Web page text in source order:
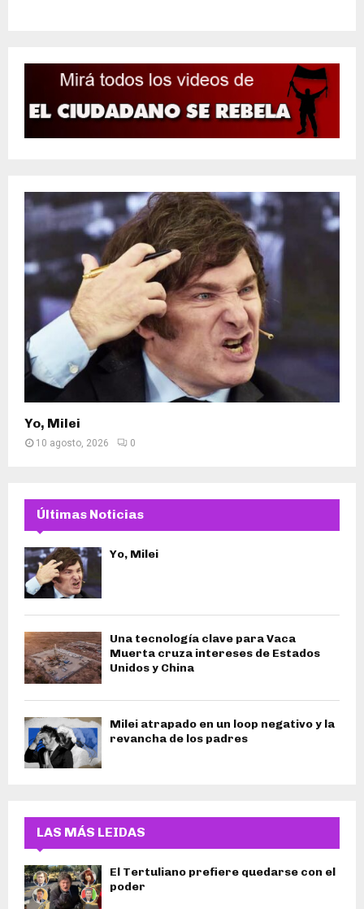
Yo, Milei
10 agosto, 2026 0
Últimas Noticias
Yo, Milei
Una tecnología clave para Vaca
Muerta cruza intereses de Estados
Unidos y China
Milei atrapado en un loop negativo y la
revancha de los padres
LAS MÁS LEIDAS
El Tertuliano prefiere quedarse con el
poder